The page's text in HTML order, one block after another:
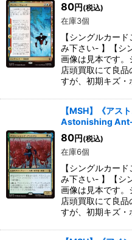
80円 (税込)
在庫3個
【シングルカー
み下さい- 】【シ
画像は見本です。
店頭買取にて良
すが、初期キズ
【MSH】《アス
Astonishing Ant-
80円 (税込)
在庫6個
【シングルカー
み下さい- 】【シ
画像は見本です。
店頭買取にて良
すが、初期キズ